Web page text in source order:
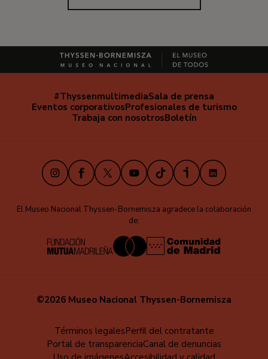
Navegación
secundaria
#ThyssenmultimediaSala de prensa
Eventos corporativosProfesionales de turismo
Trabaja con nosotrosBoletín
InstagramFacebook
X YoutubeTikTokiVooxLinkedIn
El Museo Nacional Thyssen-Bornemisza agradece la colaboración
de:
©2026 Museo Nacional Thyssen-Bornemisza
Términos legalesPerfil del contratante
Portal de transparenciaCanal de denuncias